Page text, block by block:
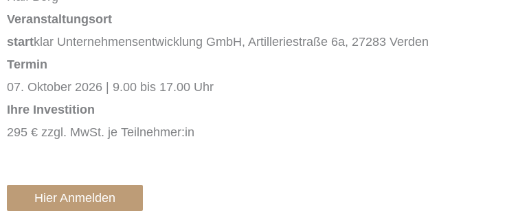
Veranstaltungsort
startklar Unternehmensentwicklung GmbH, Artilleriestraße 6a, 27283 Verden
Termin
07. Oktober 2026 | 9.00 bis 17.00 Uhr
Ihre Investition
295 € zzgl. MwSt. je Teilnehmer:in
Hier Anmelden